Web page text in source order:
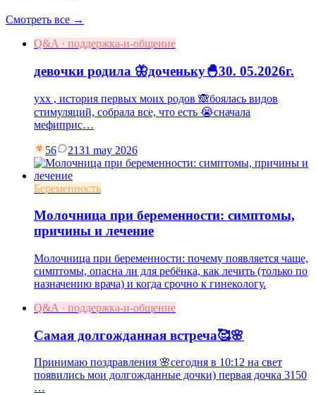
Смотреть все →
Q&A · поддержка-и-общение
девочки родила 🦋доченьку🐣30. 05.2026г.
ухх , история первых моих родов 🙈боялась видов
стимуляций, собрала все, что есть 😭сначала
мефиприс…
56 2131 may 2026
Беременность
Молочница при беременности: симптомы,
причины и лечение
Молочница при беременности: почему появляется чаще,
симптомы, опасна ли для ребёнка, как лечить (только по
назначению врача) и когда срочно к гинекологу.
Q&A · поддержка-и-общение
Самая долгожданная встреча🥰🌸
Принимаю поздравления 🌸сегодня в 10:12 на свет
появились мои долгожданные дочки) первая дочка 3150
…